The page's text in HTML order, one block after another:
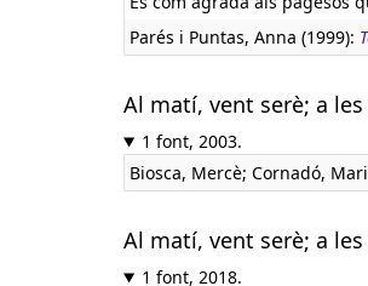
Parés i Puntas, Anna (1999):
Al matí, vent serè; a
1 font, 2003.
Biosca, Mercè; Cornadó,
Al matí, vent serè; a
1 font, 2018.